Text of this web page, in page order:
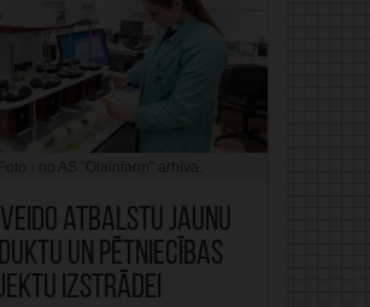
atbalstu jaunu
un pētniecības
izstrādei